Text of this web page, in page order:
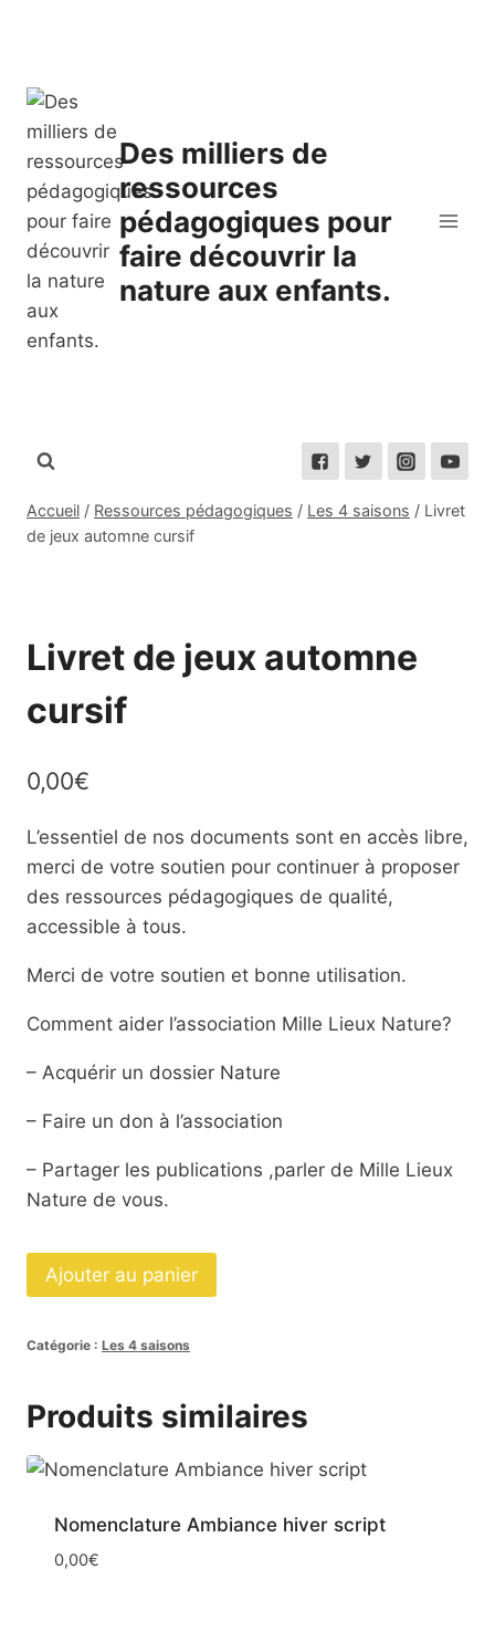
Des milliers de
ressources
pédagogiques pour
faire découvrir la
nature aux enfants.
Accueil / Ressources pédagogiques / Les 4 saisons / Livret
de jeux automne cursif
Livret de jeux automne
cursif
0,00€
L’essentiel de nos documents sont en accès libre,
merci de votre soutien pour continuer à proposer
des ressources pédagogiques de qualité,
accessible à tous.
Merci de votre soutien et bonne utilisation.
Comment aider l’association Mille Lieux Nature?
– Acquérir un dossier Nature
– Faire un don à l’association
– Partager les publications ,parler de Mille Lieux
Nature de vous.
quantité
de
de
automne
Ajouter au panier
Catégorie : Les 4 saisons
Produits similaires
Nomenclature Ambiance hiver script
0,00€